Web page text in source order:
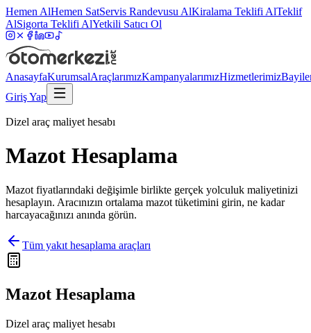
Hemen AlHemen SatServis Randevusu AlKiralama Teklifi AlTeklif
AlSigorta Teklifi AlYetkili Satıcı Ol
AnasayfaKurumsalAraçlarımızKampanyalarımızHizmetlerimiz
Giriş Yap
Dizel araç maliyet hesabı
Mazot Hesaplama
Mazot fiyatlarındaki değişimle birlikte gerçek yolculuk maliyetinizi
hesaplayın. Aracınızın ortalama mazot tüketimini girin, ne kadar
harcayacağınızı anında görün.
Tüm yakıt hesaplama araçları
Mazot Hesaplama
Dizel araç maliyet hesabı